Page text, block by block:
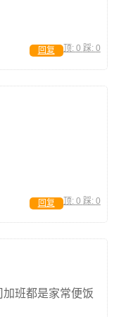
顶: 0 踩: 0
回复
顶: 0 踩: 0
回复
班都是家常便饭